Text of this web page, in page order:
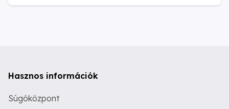
Hasznos információk
Súgóközpont